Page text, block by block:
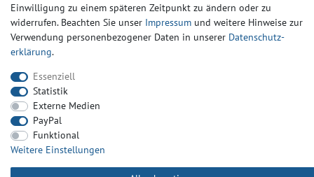
Einwilligung zu einem späteren Zeitpunkt zu ändern oder zu
widerrufen. Beachten Sie unser Impressum und weitere Hinweise zur
Verwendung personenbezogener Daten in unserer Daten­schutz­
erklärung.
Essenziell
Statistik
Externe Medien
PayPal
Funktional
Weitere Einstellungen